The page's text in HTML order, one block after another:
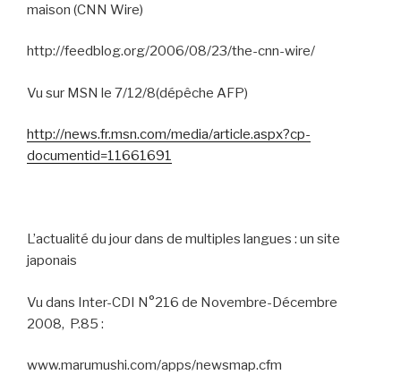
maison (CNN Wire)
http://feedblog.org/2006/08/23/the-cnn-wire/
Vu sur MSN le 7/12/8(dépêche AFP)
http://news.fr.msn.com/media/article.aspx?cp-
documentid=11661691
L’actualité du jour dans de multiples langues : un site
japonais
Vu dans Inter-CDI N°216 de Novembre-Décembre
2008, P.85 :
www.marumushi.com/apps/newsmap.cfm